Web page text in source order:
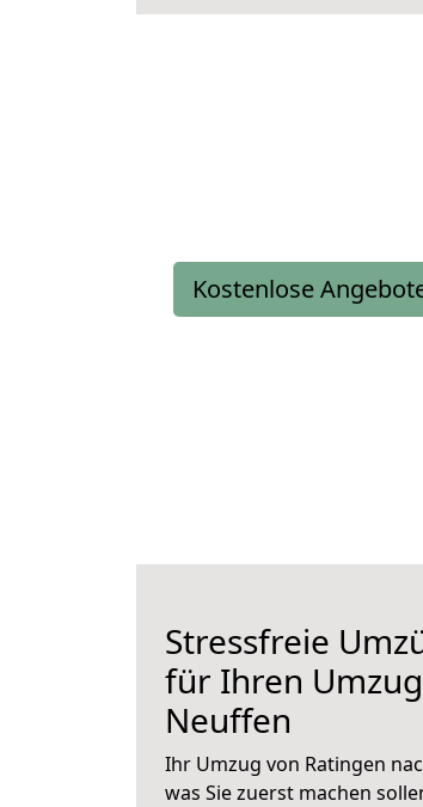
Kostenlose
Stressfreie
für Ihren
Neuffen
Ihr Umzug von Ratingen
was Sie zuerst machen